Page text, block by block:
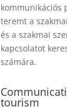
kommunikációs
teremt a
és a szakmai
kapcsolatot
számára.
tourism